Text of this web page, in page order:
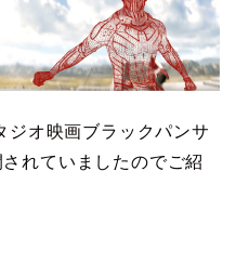
ジオ映画ブラックパンサ
れていましたのでご紹